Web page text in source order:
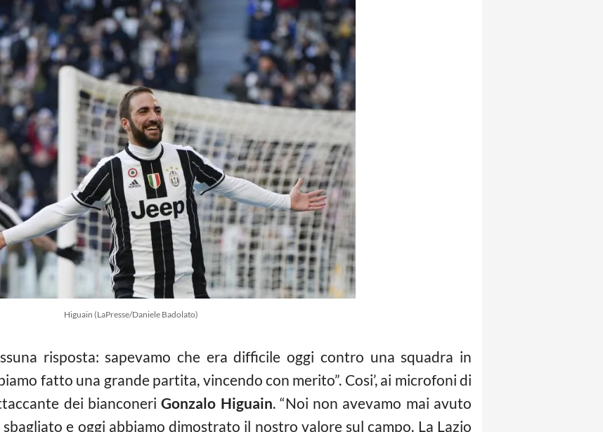
Higuain (LaPresse/Daniele Badolato)
risposta: sapevamo che era difficile oggi contro una squadra in
fatto una grande partita, vincendo con merito”. Cosi’, ai microfoni di
dei bianconeriGonzalo Higuain. “Noi non avevamo mai avuto
e oggi abbiamo dimostrato il nostro valore sul campo. La Lazio